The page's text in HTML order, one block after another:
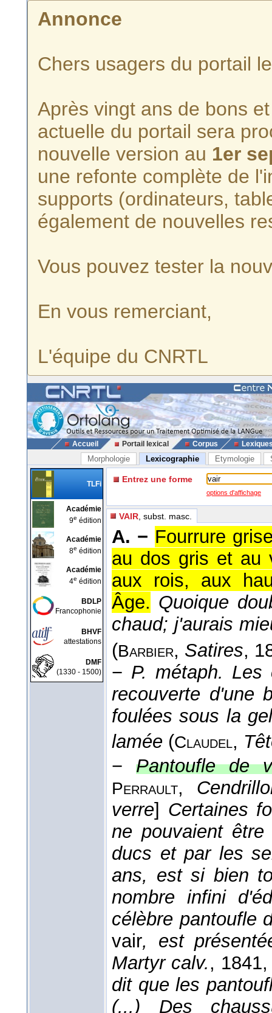
Annonce
Chers usagers du portail
Après vingt ans de bons
actuelle du portail sera
nouvelle version au 1er
une refonte complète de
supports (ordinateurs,
également de nouvelles
Vous pouvez tester la
En vous remerciant,
L'équipe du CNRTL
Accueil Portail lexical Corpus
Morphologie Lexicographie Etymologie
TLFi
Académie
9e édition
Académie
8e édition
Académie
4e édition
BDLP
Francophonie
BHVF
attestations
DMF
(1330 - 1500)
Entrez une forme
options d'affichage
VAIR , subst. masc.
A. − Fourrure
au dos gris et au
aux rois, aux
Âge. Quoique
chaud; j'aurais
(Barbier, Satires,
− P. métaph. Les
recouverte d'une
foulées sous la
lamée (Claudel,
− Pantoufle de
Perrault,
verre] Certaines
ne pouvaient
ducs et par les
ans, est si bien
nombre infini
célèbre pantoufle
vair, est
Martyr calv., 1841
dit que les
(...) Des